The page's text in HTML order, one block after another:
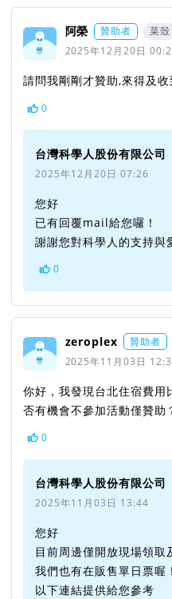
阿榮 贊助者
菜殼
2025年12月20日
請問我剛剛才贊助,來得及
0
台灣科學人股份有限公司
2025年12月20日 07:26
您好
已有回覆mail給您囉！
謝謝您對科學人的支持與
0
zeroplex 贊助者
2025年11月03日
你好，我發現台北住宿費用
否有機會不參加活動僅贊
0
台灣科學人股份有限公司
2025年11月03日 13:44
您好
目前周邊僅開放現場領取
我們也有在販售單日票喔！
以下連結提供給您參考